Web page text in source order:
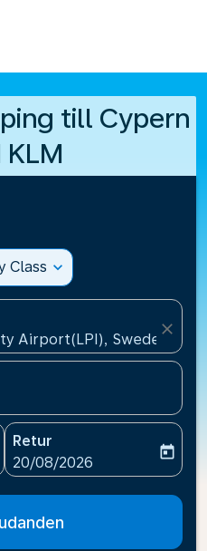
till Cypern
KLM
Class expand_more
Airport(LPI), Sweden
close
aria-label
Retur
fc-booking-return-date-
20/08/2026
today